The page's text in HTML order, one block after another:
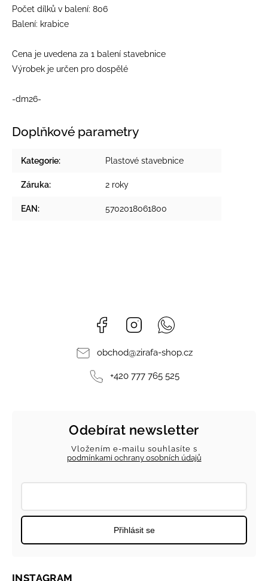
Počet dílků v balení: 806
Balení: krabice
Cena je uvedena za 1 balení stavebnice
Výrobek je určen pro dospělé
-dm26-
Doplňkové parametry
Kategorie: Plastové stavebnice
Záruka: 2 roky
EAN: 5702018061800
Facebook Instagram
obchod@zirafa-shop.cz
+420 777 765 525
Odebírat newsletter
Vložením e-mailu souhlasíte s
podmínkami ochrany osobních údajů
Přihlásit se
INSTAGRAM